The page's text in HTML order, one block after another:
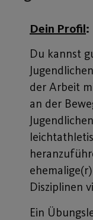
Dein Profil:
Du kannst
der Arbeit
an der
Disziplinen
Ein